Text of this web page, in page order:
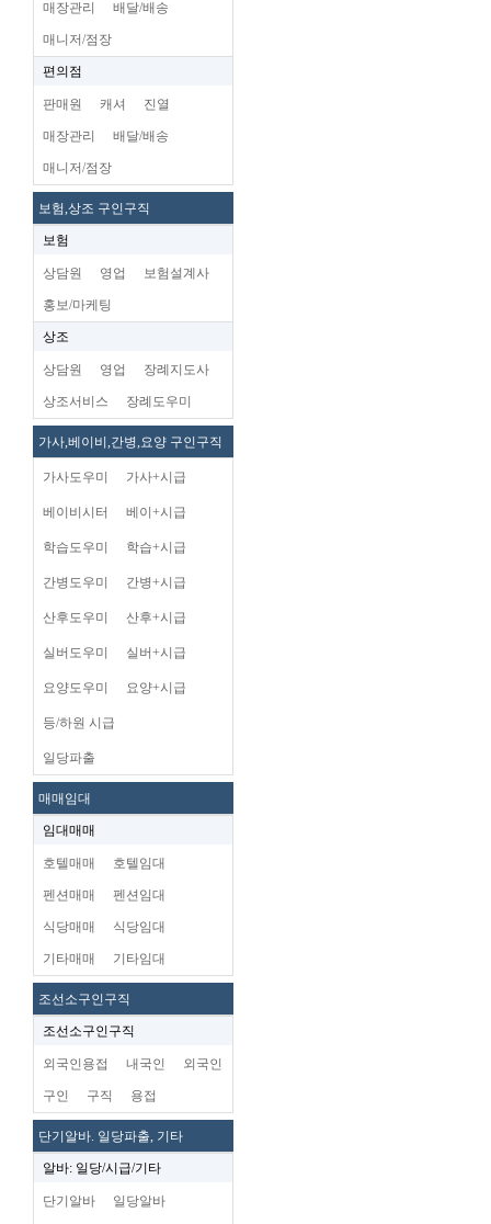
매장관리 배달/배송
매니저/점장
편의점
판매원 캐셔 진열
매장관리 배달/배송
매니저/점장
보험,상조 구인구직
보험
상담원 영업 보험설계사
홍보/마케팅
상조
상담원 영업 장례지도사
상조서비스 장례도우미
가사,베이비,간병,요양 구인구직
가사도우미 가사+시급
베이비시터 베이+시급
학습도우미 학습+시급
간병도우미 간병+시급
산후도우미 산후+시급
실버도우미 실버+시급
요양도우미 요양+시급
등/하원 시급
일당파출
매매임대
임대매매
호텔매매 호텔임대
펜션매매 펜션임대
식당매매 식당임대
기타매매 기타임대
조선소구인구직
조선소구인구직
외국인용접 내국인 외국인
구인 구직 용접
단기알바. 일당파출, 기타
알바: 일당/시급/기타
단기알바 일당알바